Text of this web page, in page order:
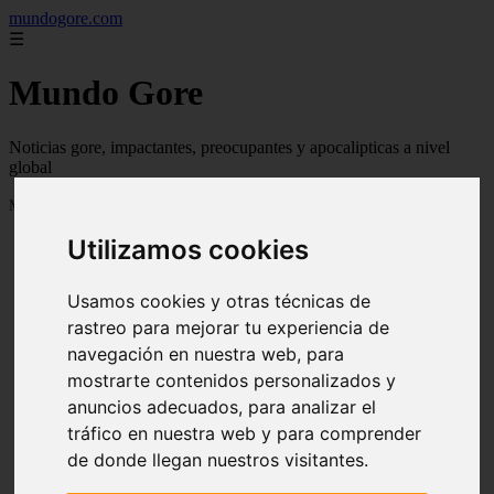
Utilizamos cookies
Usamos cookies y otras técnicas de
rastreo para mejorar tu experiencia de
navegación en nuestra web, para
mostrarte contenidos personalizados y
anuncios adecuados, para analizar el
tráfico en nuestra web y para comprender
de donde llegan nuestros visitantes.
mundogore.com
☰
Mundo Gore
Noticias gore, impactantes, preocupantes y apocalipticas a nivel
global
Mostrando 1 - 24 de 237 artículos